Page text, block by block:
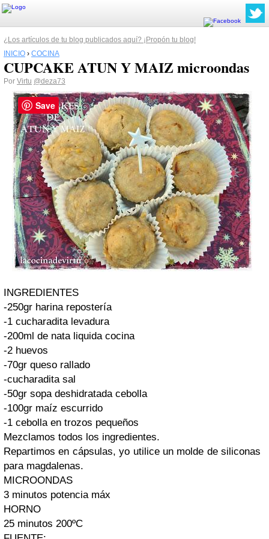
¿Los artículos de tu blog publicados aquí? ¡Propón tu blog!
INICIO › COCINA
CUPCAKE ATUN Y MAIZ microondas
Por Virtu @deza73
INGREDIENTES
-250gr harina repostería
-1 cucharadita levadura
-200ml de nata liquida cocina
-2 huevos
-70gr queso rallado
-cucharadita sal
-50gr sopa deshidratada cebolla
-100gr maíz escurrido
-1 cebolla en trozos pequeños
Mezclamos todos los ingredientes.
Repartimos en cápsulas, yo utilice un molde de siliconas
para magdalenas.
MICROONDAS
3 minutos potencia máx
HORNO
25 minutos 200ºC
Save